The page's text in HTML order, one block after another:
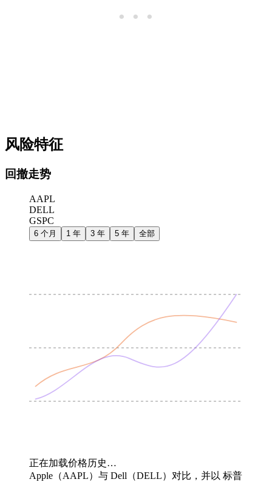
风险特征
回撤走势
AAPL
DELL
GSPC
6 个月 1 年 3 年 5 年 全部
正在加载价格历史…
Apple（AAPL）与 Dell（DELL）对比，并以 标普